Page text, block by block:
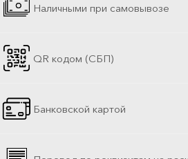
Наличными при самовывозе
QR кодом (СБП)
Банковской картой